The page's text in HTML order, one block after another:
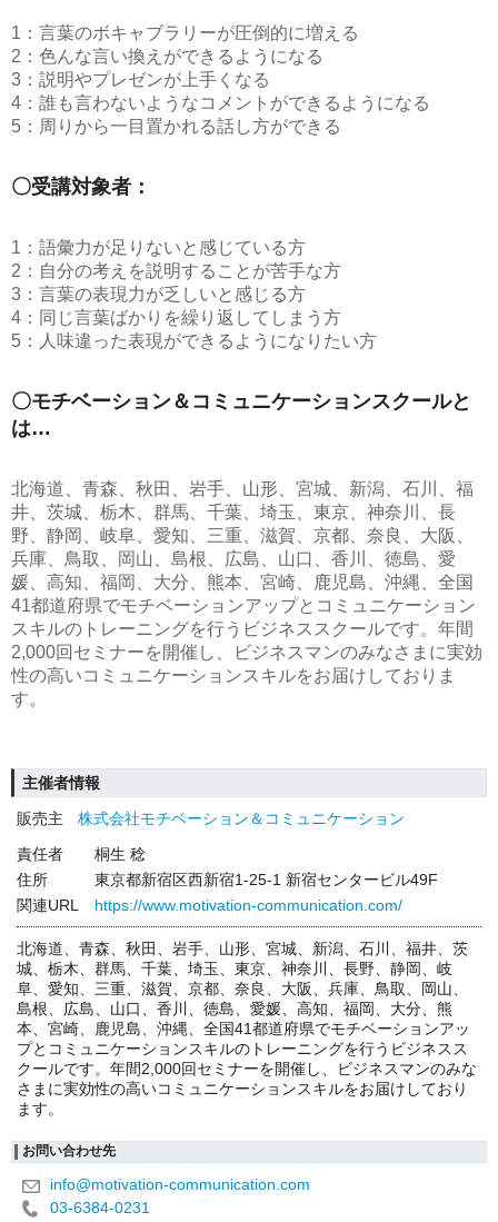
1：言葉のボキャブラリーが圧倒的に増える
2：色んな言い換えができるようになる
3：説明やプレゼンが上手くなる
4：誰も言わないようなコメントができるようになる
5：周りから一目置かれる話し方ができる
〇受講対象者：
1：語彙力が足りないと感じている方
2：自分の考えを説明することが苦手な方
3：言葉の表現力が乏しいと感じる方
4：同じ言葉ばかりを繰り返してしまう方
5：人味違った表現ができるようになりたい方
〇モチベーション＆コミュニケーションスクールと
は…
北海道、青森、秋田、岩手、山形、宮城、新潟、石川、福
井、茨城、栃木、群馬、千葉、埼玉、東京、神奈川、長
野、静岡、岐阜、愛知、三重、滋賀、京都、奈良、大阪、
兵庫、鳥取、岡山、島根、広島、山口、香川、徳島、愛
媛、高知、福岡、大分、熊本、宮崎、鹿児島、沖縄、全国
41都道府県でモチベーションアップとコミュニケーション
スキルのトレーニングを行うビジネススクールです。年間
2,000回セミナーを開催し、ビジネスマンのみなさまに実効
性の高いコミュニケーションスキルをお届けしておりま
す。
主催者情報
販売主
株式会社モチベーション＆コミュニケーション
責任者
桐生 稔
住所
東京都新宿区西新宿1-25-1 新宿センタービル49F
関連URL
https://www.motivation-communication.com/
北海道、青森、秋田、岩手、山形、宮城、新潟、石川、福井、茨
城、栃木、群馬、千葉、埼玉、東京、神奈川、長野、静岡、岐
阜、愛知、三重、滋賀、京都、奈良、大阪、兵庫、鳥取、岡山、
島根、広島、山口、香川、徳島、愛媛、高知、福岡、大分、熊
本、宮崎、鹿児島、沖縄、全国41都道府県でモチベーションアッ
プとコミュニケーションスキルのトレーニングを行うビジネスス
クールです。年間2,000回セミナーを開催し、ビジネスマンのみな
さまに実効性の高いコミュニケーションスキルをお届けしており
ます。
お問い合わせ先
info@motivation-communication.com
03-6384-0231